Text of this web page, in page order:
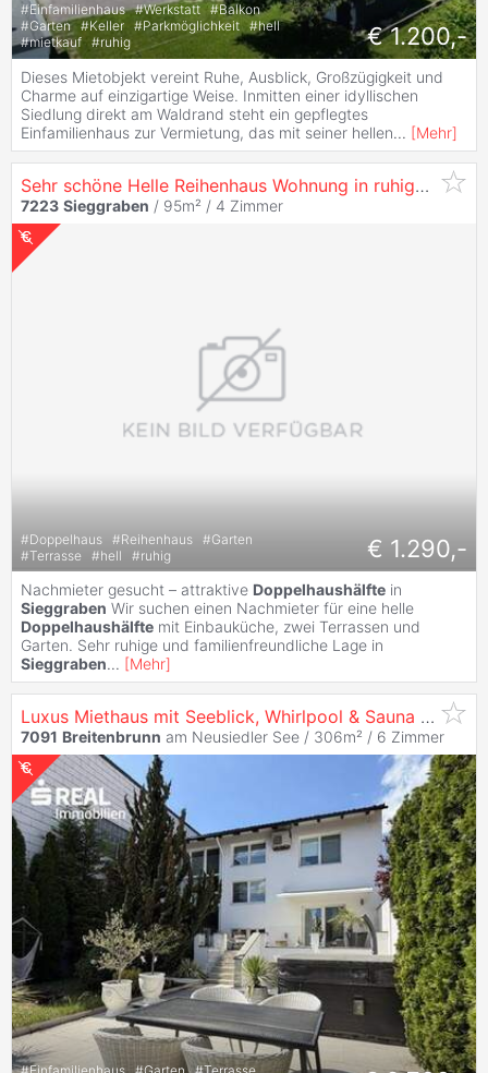
#Einfamilienhaus #Werkstatt #Balkon
#Garten #Keller #Parkmöglichkeit #hell
#mietkauf #ruhig € 1.200,-
Dieses Mietobjekt vereint Ruhe, Ausblick, Großzügigkeit und
Charme auf einzigartige Weise. Inmitten einer idyllischen
Siedlung direkt am Waldrand steht ein gepflegtes
Einfamilienhaus zur Vermietung, das mit seiner hellen... [Mehr]
Sehr schöne Helle Reihenhaus Wohnung in ruhiger Lage viel Platz für Familien
7223 Sieggraben / 95m² / 4 Zimmer
#Doppelhaus #Reihenhaus #Garten
#Terrasse #hell #ruhig € 1.290,-
Nachmieter gesucht – attraktive Doppelhaushälfte in
Sieggraben Wir suchen einen Nachmieter für eine helle
Doppelhaushälfte mit Einbauküche, zwei Terrassen und
Garten. Sehr ruhige und familienfreundliche Lage in
Sieggraben... [Mehr]
Luxus Miethaus mit Seeblick, Whirlpool & Sauna | voll möbliert | Nähe Wien
7091 Breitenbrunn am Neusiedler See / 306m² / 6 Zimmer